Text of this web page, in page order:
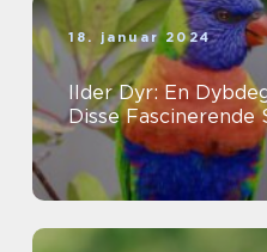
18. januar 2024
Ilder Dyr: En
Disse Fascinerende